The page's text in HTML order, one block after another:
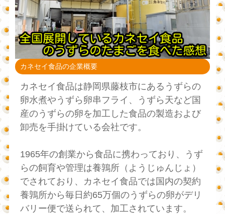
カネセイ食品の企業概要
カネセイ食品は静岡県藤枝市にあるうずらの
卵水煮やうずら卵串フライ、うずら天など国
産のうずらの卵を加工した食品の製造および
卸売を手掛けている会社です。
1965年の創業から食品に携わっており、うず
らの飼育や管理は養鶉所（ようじゅんじょ）
でされており、カネセイ食品では国内の契約
養鶉所から毎日約65万個のうずらの卵がデリ
バリー便で送られて、加工されています。